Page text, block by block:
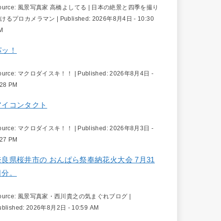
風景写真家 高橋よしてる | 日本の絶景と四季を撮り
るプロカメラマン | Published: 2026年8月4日 - 10:30
！
マクロダイスキ！！ | Published:2026年8月4日 -
PM
イコンタクト
マクロダイスキ！！ | Published:2026年8月3日 -
PM
良県桜井市の おんぱら祭奉納花火大会 7月31
分。
風景写真家・西川貴之の気まぐれブログ |
2026年8月2日 - 10:59 AM